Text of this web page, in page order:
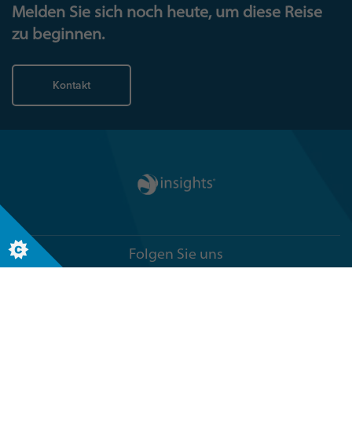
Melden Sie sich noch heute, um diese Reise
zu beginnen.
Kontakt
Folgen Sie uns